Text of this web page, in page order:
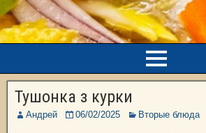
Тушонка з курки
Андрей 06/02/2025 Вторые блюда